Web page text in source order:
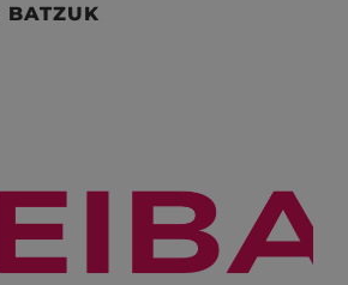
BATZUK